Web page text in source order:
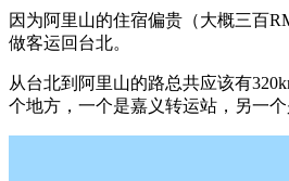
因为阿里山的住宿偏贵（大概三百
做客运回台北。
从台北到阿里山的路总共应该有
个地方，一个是嘉义转运站，另一